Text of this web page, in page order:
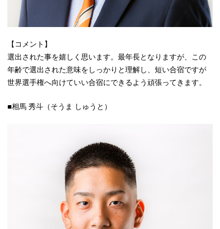
【コメント】
選出された事を嬉しく思います。最年長となりますが、この
年齢で選出された意味をしっかりと理解し、短い合宿ですが
世界選手権へ向けていい合宿にできるよう頑張ってきます。
■相馬 秀斗（そうま しゅうと）